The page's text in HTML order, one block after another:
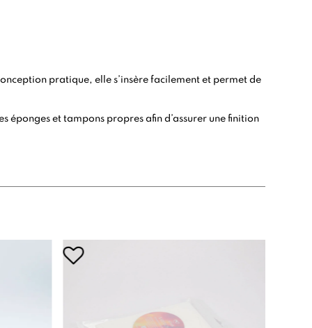
pratique, elle s’insère facilement et permet de
et tampons propres afin d’assurer une finition